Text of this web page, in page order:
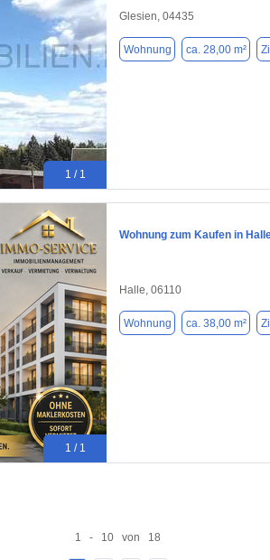
1 / 1
Glesien, 04435
Wohnung ca. 28,00 m²
1 / 1
Wohnung zum Kaufen in
Halle, 06110
Wohnung ca. 38,00 m²
1 - 10 von 18